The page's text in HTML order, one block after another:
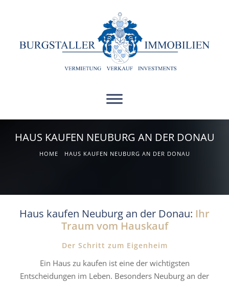
HAUS KAUFEN NEUBURG AN DER DONAU
HOME HAUS KAUFEN NEUBURG AN DER DONAU
Haus kaufen Neuburg an der Donau: Ihr
Traum vom Hauskauf
Der Schritt zum Eigenheim
Ein Haus zu kaufen ist eine der wichtigsten
Entscheidungen im Leben. Besonders Neuburg an der